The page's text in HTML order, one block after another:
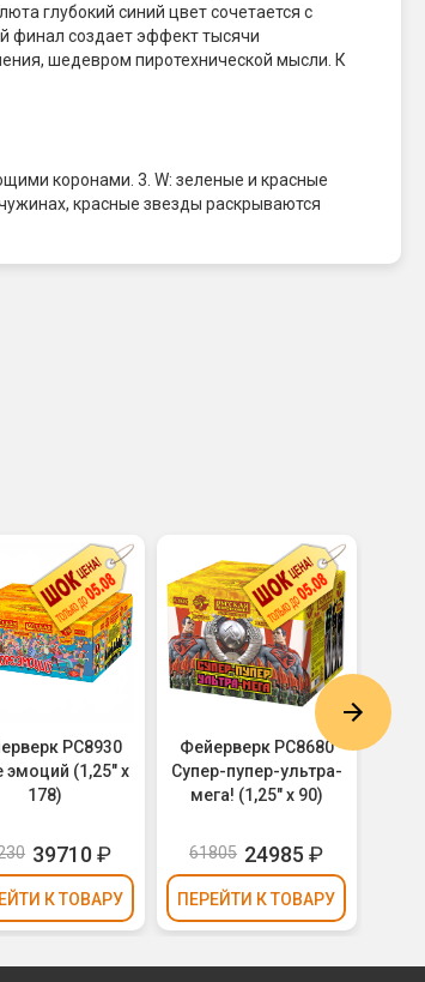
глубокий синий цвет сочетается с
финал создает эффект тысячи
шедевром пиротехнической мысли. К
коронами. 3. W: зеленые и красные
красные звезды раскрываются
РС8930
эмоций (1,25" х
178)
39710₽
К ТОВАРУ
Фейерверк РС8680
Супер-пупер-ультра-
мега! (1,25" х 90)
61805 24985 ₽
ПЕРЕЙТИ К ТОВАРУ